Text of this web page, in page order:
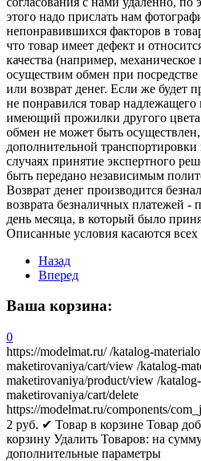
этого надо прислать нам
непонравившихся факторов в
что товар имеет дефект и
качества (например,
осуществим обмен при
или возврат денег. Если же будет
не понравился товар надлежащего
имеющий прожилки другого цвета
обмен не может быть
дополнительной
случаях принятие экспертного
быть передано независимым
Возврат денег производится
возврата безналичных платежей -
день месяца, в который было
Описанные условия касаются всех
Назад
Вперед
Ваша корзина:
0
https://modelmat.ru/ /katalog-
maketirovaniya/cart/view /katalog-
maketirovaniya/product/view /
maketirovaniya/cart/delete
https://modelmat.ru/components/
2 руб. ✔ Товар в корзине Товар
корзину Удалить Товаров: на
дополнительные параметры